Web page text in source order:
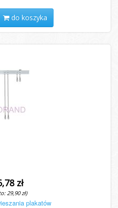
do koszyka
zł
29,90 zł)
plakatów